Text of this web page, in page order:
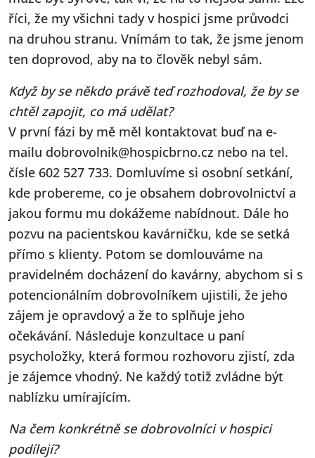
říci, že my všichni tady v hospici jsme průvodci
na druhou stranu. Vnímám to tak, že jsme jenom
ten doprovod, aby na to člověk nebyl sám.
Když by se někdo právě teď rozhodoval, že by se
chtěl zapojit, co má udělat?
V první fázi by mě měl kontaktovat buď na e-
mailu dobrovolnik@hospicbrno.cz nebo na tel.
čísle 602 527 733. Domluvíme si osobní setkání,
kde probereme, co je obsahem dobrovolnictví a
jakou formu mu dokážeme nabídnout. Dále ho
pozvu na pacientskou kavárničku, kde se setká
přímo s klienty. Potom se domlouváme na
pravidelném docházení do kavárny, abychom si s
potencionálním dobrovolníkem ujistili, že jeho
zájem je opravdový a že to splňuje jeho
očekávání. Následuje konzultace u paní
psycholožky, která formou rozhovoru zjistí, zda
je zájemce vhodný. Ne každý totiž zvládne být
nablízku umírajícím.
Na čem konkrétně se dobrovolníci v hospici
podílejí?